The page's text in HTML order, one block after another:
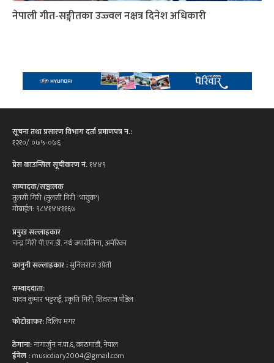
नेपाली गीत-सङ्गीतका उज्ज्वल नक्षत्र दिनेश अधिकारी
सूचना तथा प्रसारण विभाग दर्ता प्रमाणपत्र न.:
१२१०/ ०७५-०७६
प्रेस काउन्सिल सूचीकरण नं.१४४९
सम्पादक/सञ्चालक
तुलसी गिरी (तुलसी गिरी 'भावुक')
मोबाईल: ९८४१४४११६७
प्रमुख सल्लाहकार
चन्द्र गिरी पी.एच.डी. नर्थ क्यारोलिना, अमेरिका
कानुनी सल्लाहकार :सुनिलराज उप्रेती
सम्वाददाता:
यादव कुमार भट्टराई, प्रकृति गिरी, शिवराज पौडेल
फोटोग्राफर:दिलिप मगर
ठेगाना:नागार्जुन न.पा.६, काठमाडौं, नेपाल
ईमेल :musicdiary2004@gmail.com